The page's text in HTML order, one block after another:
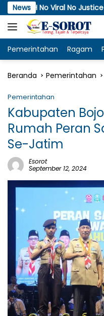
Langsung
ke
konten
News
No Justice APTI
Pemerintahan Ragam
Beranda Pemerintahan
Pemerintahan
Kabupaten
Rumah Peran
Se-Jatim
Esorot
September 12, 2024